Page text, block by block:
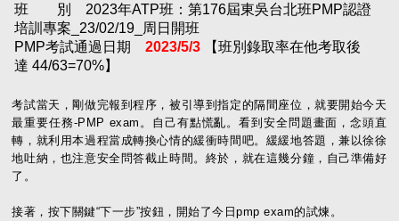
班 別 2023年ATP班：第176屆東吳台北班PMP認證
培訓專案_23/02/19_周日開班
PMP考試通過日期2023/5/3 【班別錄取率在他考取後
達 44/63=70%】
考試當天，剛做完報到程序，被引導到指定的隔間座位，就要開始今天
最重要任務-PMP exam。自己有點慌亂。看到安全問題畫面，念頭直
轉，就利用本過程當成轉換心情的緩衝時間吧。緩緩地答題，兼以徐徐
地吐納，也注意安全問答截止時間。終於，就在這幾分鐘，自己準備好
了。
接著，按下關鍵“下一步”按鈕，開始了今日pmp exam的試煉。